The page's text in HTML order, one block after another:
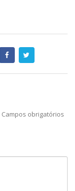
Campos obrigatórios